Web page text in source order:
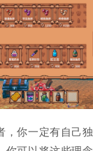
，你一定有自己